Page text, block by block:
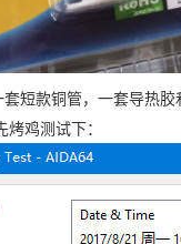
套短款铜管，一套导热
鸡测试下：